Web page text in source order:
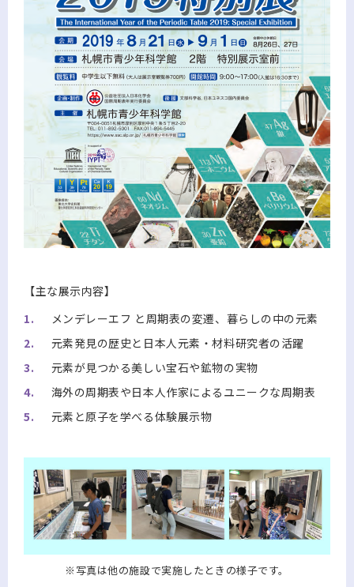
【主な展示内容】
メンデレーエフ と周期表の変遷、暮らしの中の元素
元素発見の歴史と日本人元素・材料研究者の活躍
元素が見つかる美しい宝石や鉱物の実物
海外の周期表や日本人作家によるユニークな周期表
元素と原子を学べる体験展示物
※写真は他の施設で実施したときの様子です。